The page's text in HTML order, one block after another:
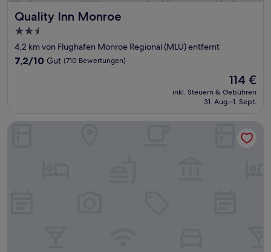
Quality Inn Monroe
Quality Inn Monroe
2.5-
Sterne-
Unterkunft
4,2 km von Flughafen Monroe Regional (MLU) entfernt
7.2
7,2/10 Gut (710 Bewertungen)
Der
Preis
beträgt
114 €
inkl. Steuern & Gebühren
31. Aug.–1. Sept.
Quality Inn & Suites West Monroe